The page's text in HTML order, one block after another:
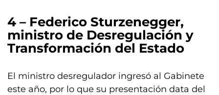
4 – Federico Sturzenegger,
ministro de Desregulación y
Transformación del Estado
El ministro desregulador ingresó al Gabinete
este año, por lo que su presentación data del